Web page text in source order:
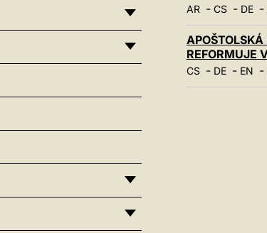
AR- CS- DE-
APOŠTOLSKÁ
REFORMUJE
CS- DE- EN -